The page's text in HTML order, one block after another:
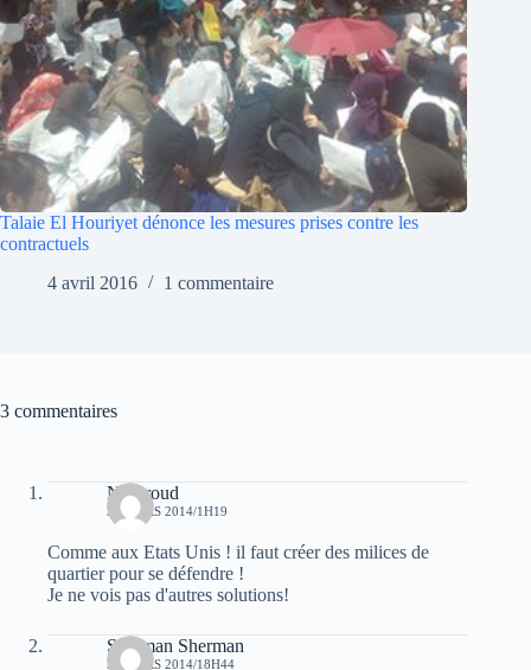
Talaie El Houriyet dénonce les mesures prises contre les
contractuels
4 avril 2016
1 commentaire
3 commentaires
Notproud
30 MARS 2014/1H19
Comme aux Etats Unis ! il faut créer des milices de
quartier pour se défendre !
Je ne vois pas d'autres solutions!
Sherman Sherman
30 MARS 2014/18H44